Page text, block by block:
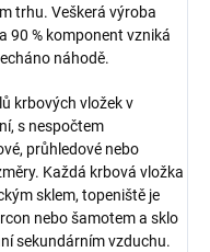
trhu. Veškerá výroba
90 % komponent vzniká
náhodě.
krbových vložek v
s nespočtem
průhledové nebo
Každá krbová vložka
sklem, topeniště je
nebo šamotem a sklo
sekundárním vzduchu.